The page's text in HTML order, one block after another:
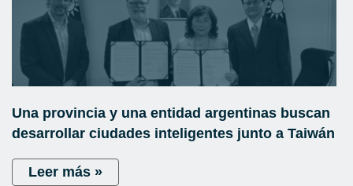
Una provincia y una entidad argentinas buscan
desarrollar ciudades inteligentes junto a Taiwán
Leer más »